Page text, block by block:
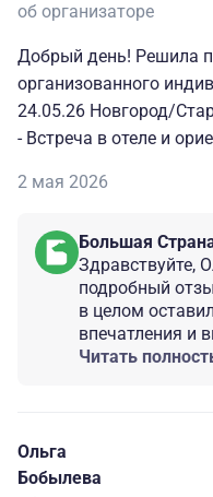
об организаторе
Добрый день! Решила
организованного
24.05.26 Новгород/
- Встреча в отеле и
знаний и любви к
событиями) — 5*
- Витославлицы —
месте и об
Но побывать здесь и
церкви — очень
у смотрящих.
2 мая 2026
Большая
Здравствуйте, Ольга!
подробный
в целом
впечатления и
водителя
Старую Руссу. Будем рады видеть вас и в
Читать
Ольга
Бобылева